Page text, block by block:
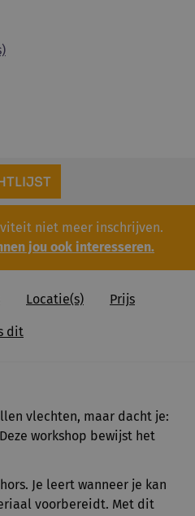
niet meer inschrijven.
jou ook interesseren.
Locatie(s) Prijs
dit
vlechten, maar dacht je:
workshop bewijst het
Je leert wanneer je kan
voorbereidt. Met dit